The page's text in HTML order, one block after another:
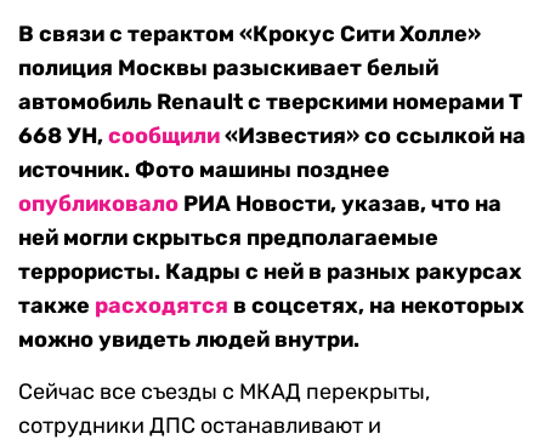
В связи с терактом «Крокус Сити Холле»
полиция Москвы разыскивает белый
автомобиль Renault с тверскими номерами Т
668 УН,сообщили«Известия» со ссылкой на
источник. Фото машины позднее
опубликовало РИА Новости, указав, что на
ней могли скрыться предполагаемые
террористы. Кадры с ней в разных ракурсах
также расходятся в соцсетях, на некоторых
можно увидеть людей внутри.
Сейчас все съезды с МКАД перекрыты,
сотрудники ДПС останавливают и